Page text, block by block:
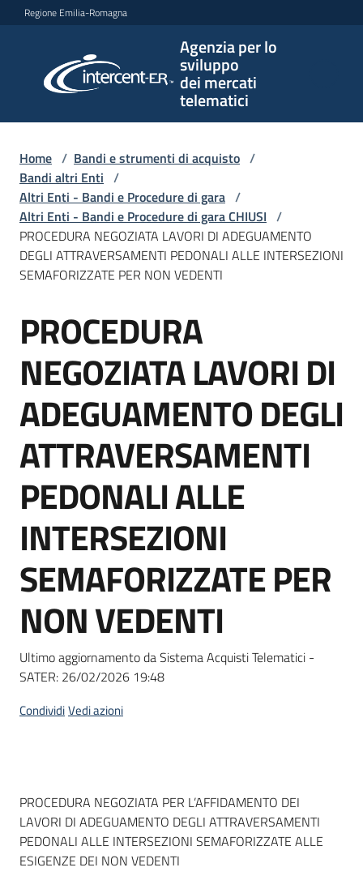
Vai al contenuto
Vai alla navigazione
Vai al footer
Regione Emilia-Romagna
Agenzia per lo
sviluppo
dei mercati
telematici
per lo
sviluppo
telematici
L'Agenzia
e
strumenti
acquisto
Supporto
Piattaforme
telematiche
site
Home / Bandi e strumenti di acquisto /
Bandi altri Enti /
Altri Enti - Bandi e Procedure di gara /
Altri Enti - Bandi e Procedure di gara CHIUSI /
PROCEDURA NEGOZIATA LAVORI DI ADEGUAMENTO
DEGLI ATTRAVERSAMENTI PEDONALI ALLE INTERSEZIONI
SEMAFORIZZATE PER NON VEDENTI
Salta al contenuto
PROCEDURA
NEGOZIATA LAVORI DI
ADEGUAMENTO DEGLI
ATTRAVERSAMENTI
PEDONALI ALLE
INTERSEZIONI
SEMAFORIZZATE PER
NON VEDENTI
Ultimo aggiornamento da Sistema Acquisti Telematici -
SATER: 26/02/2026 19:48
CondividiVedi azioni
Dati del bando
PROCEDURA NEGOZIATA PER L’AFFIDAMENTO DEI
LAVORI DI ADEGUAMENTO DEGLI ATTRAVERSAMENTI
PEDONALI ALLE INTERSEZIONI SEMAFORIZZATE ALLE
ESIGENZE DEI NON VEDENTI